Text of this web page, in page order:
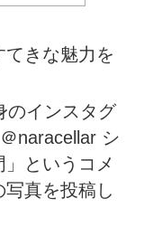
きな魅力を
のインスタグ
naracellar シ
」というコメ
真を投稿し